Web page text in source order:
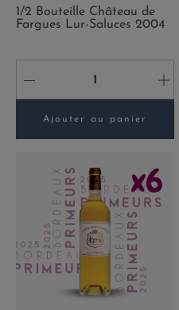
1/2 Bouteille Château de
Fargues Lur-Saluces 2004
- +
Ajouter au panier